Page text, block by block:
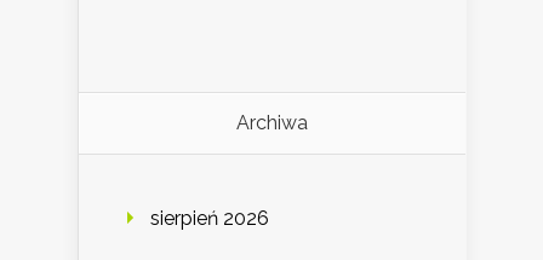
Archiwa
sierpień 2026